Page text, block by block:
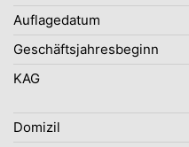
Auflagedatum
Geschäftsjahresbeginn
KAG
Domizil